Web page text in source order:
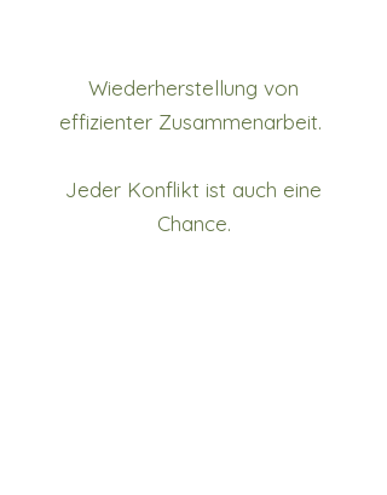
Wiederherstellung von
effizienter Zusammenarbeit.
Jeder Konflikt ist auch eine
Chance.